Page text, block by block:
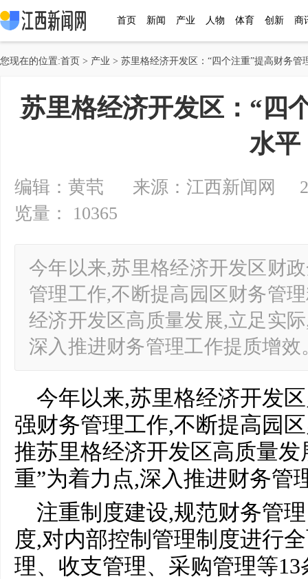
首页 新闻 产业 人物 体育 创新 商
您现在的位置:首页 > 产业 > 苏里格经济开发区：“四个注重”提高财务管
苏里格经济开发区：“四
水平
编辑：黄茕 来源：江西新闻网
览量： 10365
今年以来,苏里格经济开发区财
管理工作,不断提高园区财务管
经济开发区高质量发展,立足实
深入推进财务管理工作提质增
今年以来,苏里格经济开发
强财务管理工作,不断提高园
推苏里格经济开发区高质量发
重”为着力点,深入推进财务管
注重制度建设,规范财务管
度,对内部控制管理制度进行
理、收支管理、采购管理等